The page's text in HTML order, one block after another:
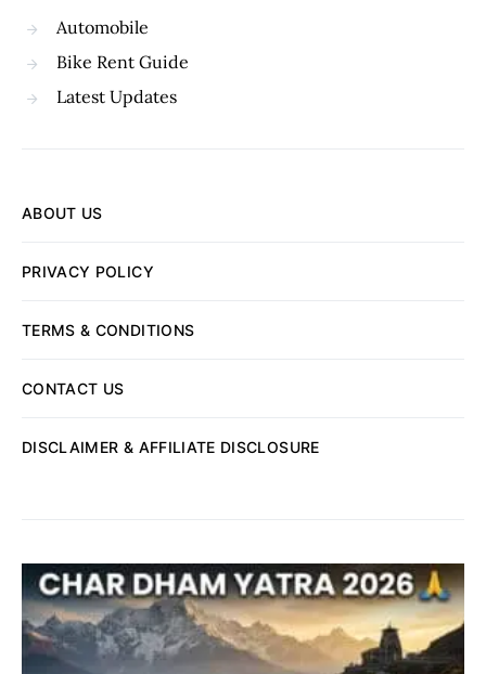
Automobile
Bike Rent Guide
Latest Updates
ABOUT US
PRIVACY POLICY
TERMS & CONDITIONS
CONTACT US
DISCLAIMER & AFFILIATE DISCLOSURE